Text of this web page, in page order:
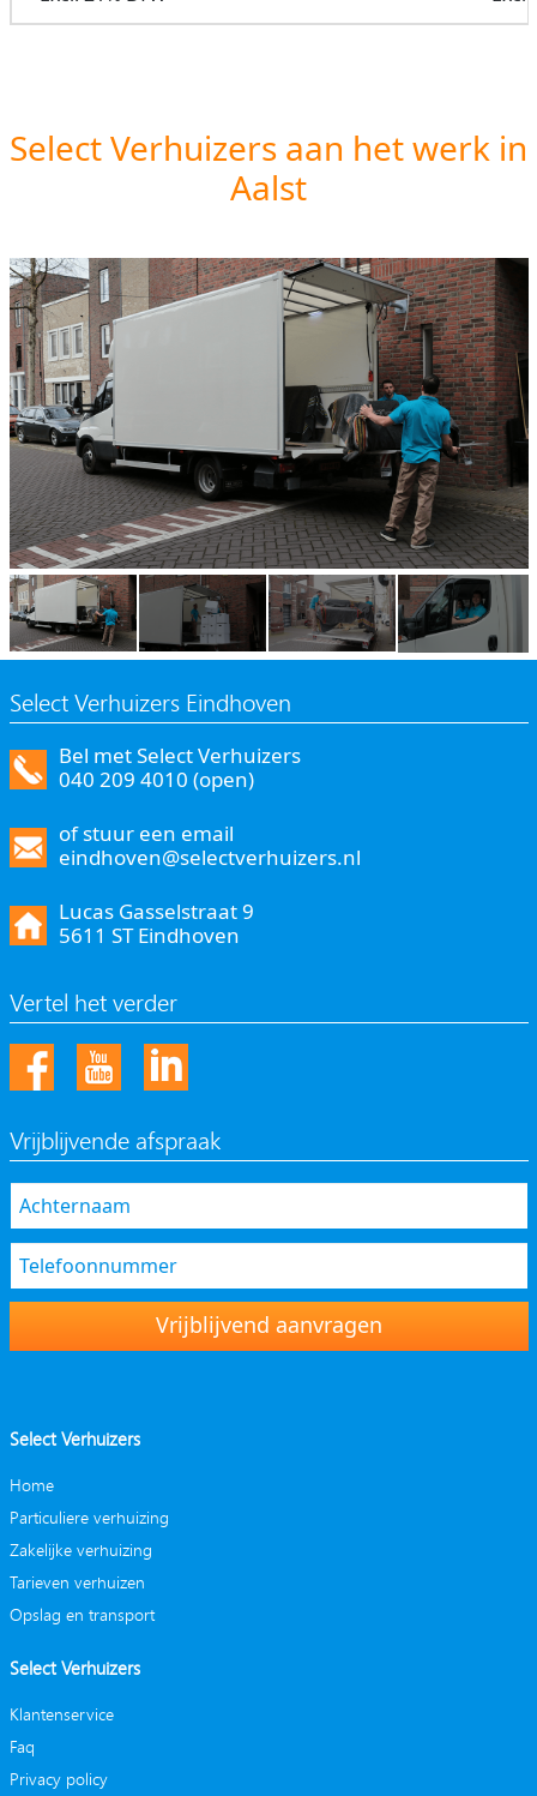
Select Verhuizers aan het werk in
Aalst
Select Verhuizers Eindhoven
Bel met Select Verhuizers
040 209 4010 (open)
of stuur een email
eindhoven@selectverhuizers.nl
Lucas Gasselstraat 9
5611 ST Eindhoven
Vertel het verder
Vrijblijvende afspraak
Vrijblijvend aanvragen
Select Verhuizers
Home
Particuliere verhuizing
Zakelijke verhuizing
Tarieven verhuizen
Opslag en transport
Select Verhuizers
Klantenservice
Faq
Privacy policy